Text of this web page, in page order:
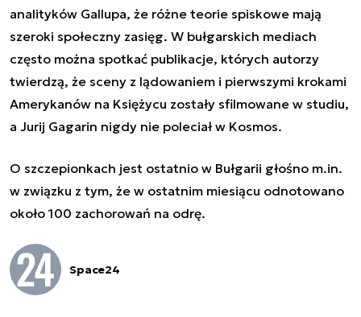
analityków Gallupa, że różne teorie spiskowe mają
szeroki społeczny zasięg. W bułgarskich mediach
często można spotkać publikacje, których autorzy
twierdzą, że sceny z lądowaniem i pierwszymi krokami
Amerykanów na Księżycu zostały sfilmowane w studiu,
a Jurij Gagarin nigdy nie poleciał w Kosmos.
O szczepionkach jest ostatnio w Bułgarii głośno m.in.
w związku z tym, że w ostatnim miesiącu odnotowano
około 100 zachorowań na odrę.
Space24